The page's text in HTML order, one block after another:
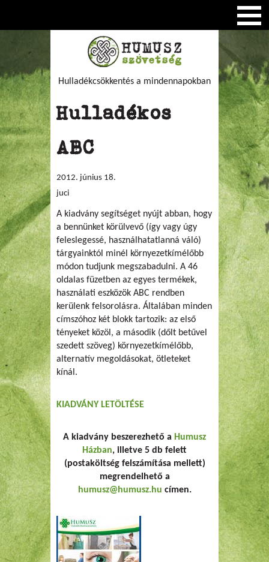
Hulladékcsökkentés a mindennapokban
Hulladékos
ABC
2012. június 18.
juci
A kiadvány segítséget nyújt abban, hogy
a bennünket körülvevő (így vagy úgy
feleslegessé, használhatatlanná váló)
tárgyainktól minél környezetkímélőbb
módon tudjunk megszabadulni. A 46
oldalas füzetben az egyes termékek,
használati eszközök ABC rendben
kerülenk felsorolásra. Általában minden
címszóhoz két blokk tartozik: az első
tényeket közöl, a második (dőlt betűvel
szedett szöveg) környezetkímélőbb,
alternatív megoldásokat, ötleteket
kínál.
KIADVÁNY LETÖLTÉSE
A kiadvány beszerezhető a Humusz
Házban, illetve 5 db felett
(postaköltség felszámítása mellett)
megrendelhető a
humusz@humusz.hu címen.